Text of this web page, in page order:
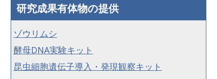
研究成果有体物の提供
ゾウリムシ
酵母DNA実験キット
昆虫細胞遺伝子導入・発現観察キット